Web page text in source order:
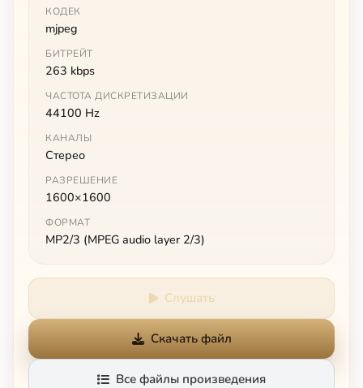
КОДЕК
mjpeg
БИТРЕЙТ
263 kbps
ЧАСТОТА ДИСКРЕТИЗАЦИИ
44100 Hz
КАНАЛЫ
Стерео
РАЗРЕШЕНИЕ
1600×1600
ФОРМАТ
MP2/3 (MPEG audio layer 2/3)
Слушать
Скачать файл
Все файлы произведения